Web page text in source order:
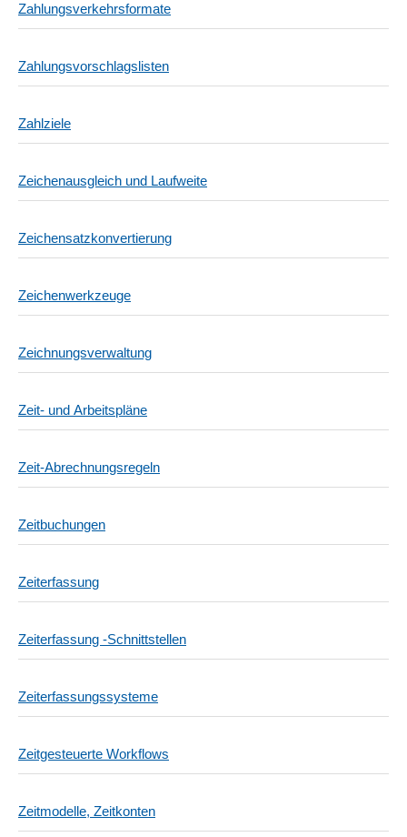
Zahlungsverkehrsformate
Zahlungsvorschlagslisten
Zahlziele
Zeichenausgleich und Laufweite
Zeichensatzkonvertierung
Zeichenwerkzeuge
Zeichnungsverwaltung
Zeit- und Arbeitspläne
Zeit-Abrechnungsregeln
Zeitbuchungen
Zeiterfassung
Zeiterfassung -Schnittstellen
Zeiterfassungssysteme
Zeitgesteuerte Workflows
Zeitmodelle, Zeitkonten